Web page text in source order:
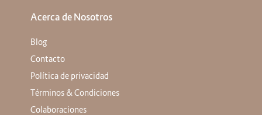
Acerca de Nosotros
Blog
Contacto
Política de privacidad
Términos & Condiciones
Colaboraciones